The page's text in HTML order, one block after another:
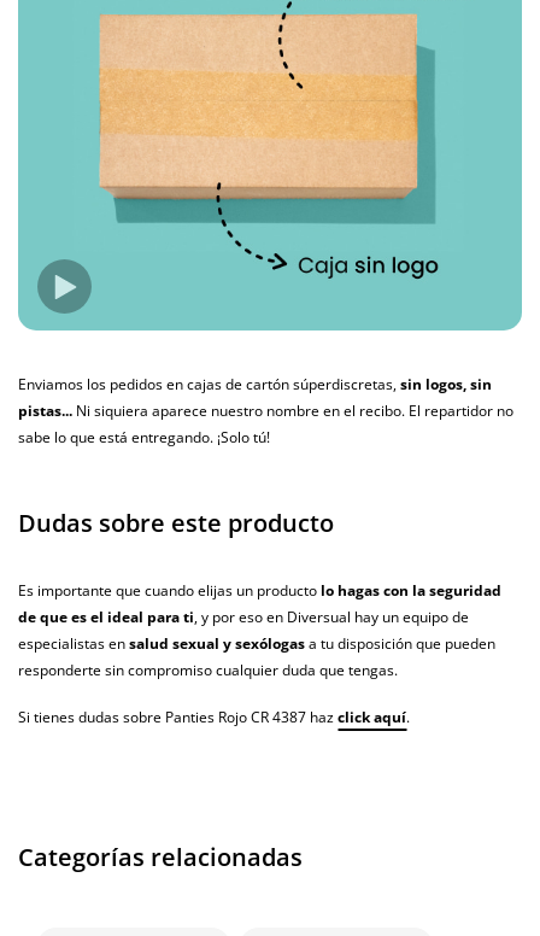
Enviamos los pedidos en cajas de cartón súperdiscretas,sin logos, sin
pistas... Ni siquiera aparece nuestro nombre en el recibo. El repartidor no
sabe lo que está entregando. ¡Solo tú!
Dudas sobre este producto
Es importante que cuando elijas un producto lo hagas con la seguridad
de que es el ideal para ti, y por eso en Diversual hay un equipo de
especialistas ensalud sexual y sexólogasa tu disposición que pueden
responderte sin compromiso cualquier duda que tengas.
Si tienes dudas sobre Panties Rojo CR 4387 hazclick aquí.
Categorías relacionadas